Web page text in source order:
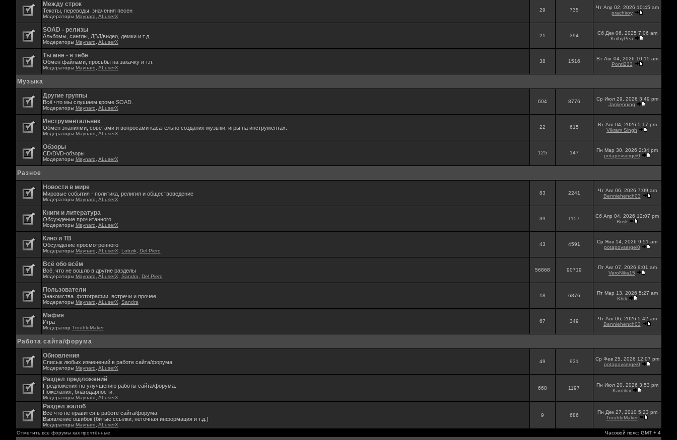
Между строк
Тексты, переводы. значения песен
Модераторы Maynard ALuserX
29 735
Чт Апр 02, 2026 10:45 am
prachiroy
SOAD - релизы
Альбомы, синглы, ДВД/видео, демки и т.д
Модераторы Maynard ALuserX
21 394
Сб Дек 06, 2025 7:06 am
KolbyPea
Ты мне - я тебе
Обмен файлами, просьбы на закачку и т.п.
Модераторы Maynard ALuserX
38 1516
Вт Авг 04, 2026 10:15 am
Ponti233
Музыка
Другие группы
Всё что мы слушаем кроме SOAD.
Модераторы Maynard ALuserX
604 8776
Ср Июл 29, 2026 3:49 pm
Jamienning
Инструментальник
Обмен знаниями, советами и вопросами касательно создания музыки, игры на инструментах.
Модераторы Maynard ALuserX
22 615
Вт Авг 04, 2026 5:17 pm
Vikram Singh
Обзоры
CD/DVD-обзоры
Модераторы Maynard ALuserX
125 147
Пн Мар 30, 2026 2:34 pm
potapovsergei0
Разное
Новости в мире
Мировые события - политика, религия и обществоведение
Модераторы Maynard ALuserX
83 2241
Чт Авг 06, 2026 7:09 am
Benniehench03
Книги и литература
Обсуждение прочитанного
Модераторы Maynard ALuserX
39 1157
Сб Апр 04, 2026 12:07 pm
Brisk
Кино и ТВ
Обсуждение просмотренного
Модераторы Maynard ALuserX Lobzik, Del Piero
43 4591
Ср Янв 14, 2026 9:51 am
potapovsergei0
Всё обо всём
Всё, что не вошло в другие разделы
Модераторы Maynard ALuserX Sandra Del Piero
56868 90719
Пт Авг 07, 2026 9:01 am
VeroNika15
Пользователи
Знакомства. фотографии, встречи и прочее
Модераторы Maynard ALuserX Sandra
18 6876
Пт Мар 13, 2026 5:27 am
Klok
Мафия
Игра
Модератор TroubleMaker
67 349
Чт Авг 06, 2026 5:42 am
Benniehench03
Работа сайта/форума
Обновления
Списык любых изменений в работе сайта/форума
Модераторы Maynard ALuserX
49 931
Ср Фев 25, 2026 12:07 pm
potapovsergei0
Раздел предложений
Предложения по улучшению работы сайта/форума.
Пожелания, благодарности.
Модераторы Maynard ALuserX
668 1197
Пн Июл 20, 2026 3:53 pm
Karnilov
Раздел жалоб
Всё что не нравится в работе сайта/форума.
Выявление ошибок (битые ссылки, неточная информация и т.д.)
Модераторы Maynard ALuserX
9 686
Пн Дек 27, 2010 5:23 pm
TroubleMaker
Отметить все форумы как прочтённые Часовой пояс: GMT + 4